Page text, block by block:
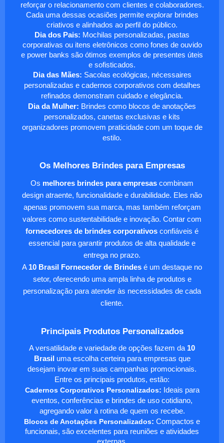
reforçar o relacionamento com clientes e colaboradores.
Cada uma dessas ocasiões permite explorar brindes
criativos e alinhados ao perfil do público.
Dia dos Pais: Mochilas personalizadas, pastas
corporativas ou itens eletrônicos como fones de ouvido
e power banks são ótimos exemplos de presentes úteis
e sofisticados.
Dia das Mães: Sacolas ecológicas, nécessaires
personalizadas e cadernos corporativos com detalhes
refinados demonstram cuidado e elegância.
Dia da Mulher: Brindes como blocos de anotações
personalizados, canetas exclusivas e kits
organizadores promovem praticidade com um toque de
estilo.
Os Melhores Brindes para Empresas
Os melhores brindes para empresas combinam
design atraente, funcionalidade e durabilidade. Eles não
apenas promovem sua marca, mas também reforçam
valores como sustentabilidade e inovação. Contar com
fornecedores de brindes corporativos confiáveis é
essencial para garantir produtos de alta qualidade e
entrega no prazo.
A 10 Brasil Fornecedor de Brindes é um destaque no
setor, oferecendo uma ampla linha de produtos e
personalização para atender às necessidades de cada
cliente.
Principais Produtos Personalizados
A versatilidade e variedade de opções fazem da 10
Brasil uma escolha certeira para empresas que
desejam inovar em suas campanhas promocionais.
Entre os principais produtos, estão:
Cadernos Corporativos Personalizados: Ideais para
eventos, conferências e brindes de uso cotidiano,
agregando valor à rotina de quem os recebe.
Blocos de Anotações Personalizados: Compactos e
funcionais, são excelentes para reuniões e atividades